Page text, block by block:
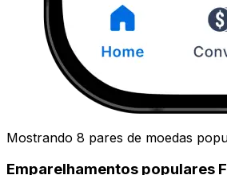
Mostrando 8 pares de moedas
Emparelhamentos populares